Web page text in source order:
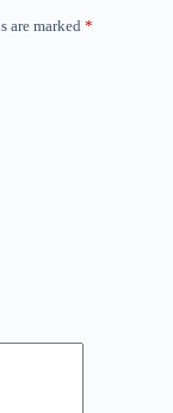
are marked *